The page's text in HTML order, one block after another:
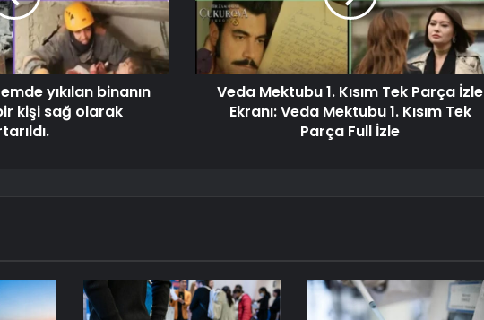
yıkılan binanın
kişi sağ olarak
Veda Mektubu 1. Kısım Tek Parça İzle
Ekranı: Veda Mektubu 1. Kısım Tek
Parça Full İzle